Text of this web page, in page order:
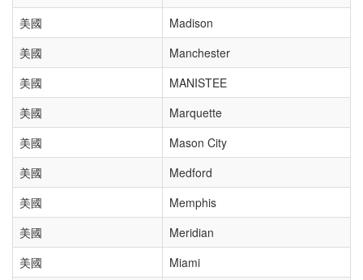
美國
Madison
美國
Manchester
美國
MANISTEE
美國
Marquette
美國
Mason City
美國
Medford
美國
Memphis
美國
Meridian
美國
Miami